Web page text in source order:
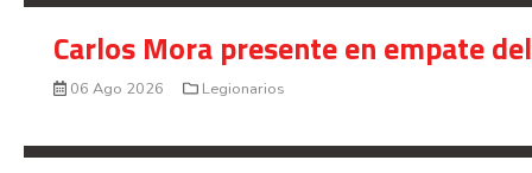
Carlos Mora presente en empate
06 Ago 2026 Legionarios